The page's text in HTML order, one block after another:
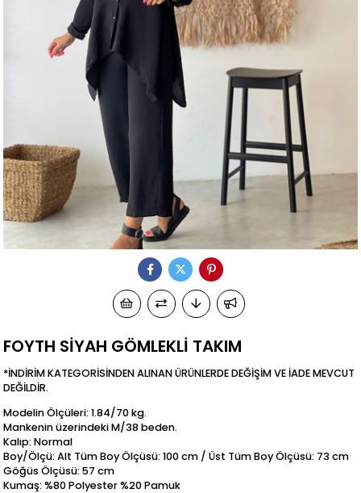
FOYTH SİYAH GÖMLEKLİ TAKIM
*İNDİRİM KATEGORİSİNDEN ALINAN ÜRÜNLERDE DEĞİŞİM VE İADE MEVCUT
DEĞİLDİR.
Modelin Ölçüleri: 1.84/70 kg.
Mankenin üzerindeki M/38 beden.
Kalıp: Normal
Boy/Ölçü: Alt Tüm Boy Ölçüsü: 100 cm / Üst Tüm Boy Ölçüsü: 73 cm
Göğüs Ölçüsü: 57 cm
Kumaş: %80 Polyester %20 Pamuk